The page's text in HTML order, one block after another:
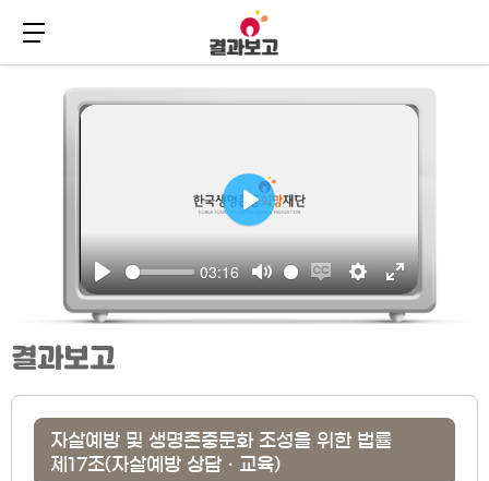
주
본
메뉴 버튼
결과보고
자살예방 및 생명존중문화 조성을 위한 법률
제17조(자살예방 상담ㆍ교육)